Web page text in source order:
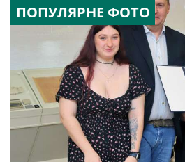
ПОПУЛЯРНЕ ФОТО